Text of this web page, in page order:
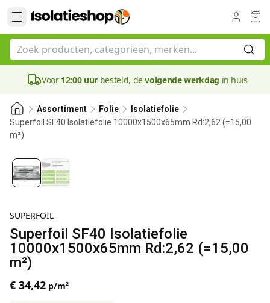
Voor 12:00 uur besteld, devolgende werkdag in huis
Assortiment Folie
Isolatiefolie
Superfoil SF40 Isolatiefolie 10000x1500x65mm Rd:2,62 (=15,00
m²)
SUPERFOIL
Superfoil SF40 Isolatiefolie
10000x1500x65mm Rd:2,62 (=15,00
m²)
€ 34,42 p/m²